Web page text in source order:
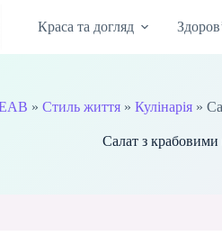
Краса та догляд
» Стиль життя» Кулінарія»
Салат з